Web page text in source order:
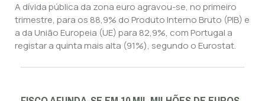
A dívida pública da zona euro agravou-se, no primeiro
trimestre, para os 88,9% do Produto Interno Bruto (PIB) e
a da União Europeia (UE) para 82,9%, com Portugal a
registar a quinta mais alta (91%), segundo o Eurostat.